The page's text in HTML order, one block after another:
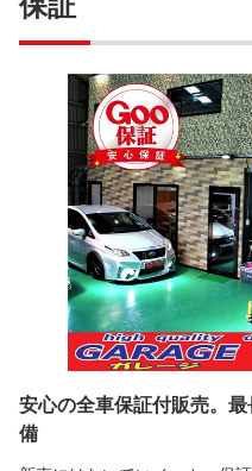
安心の全車保証付販売。
備